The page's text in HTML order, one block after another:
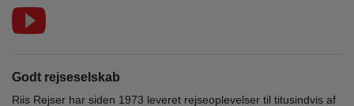
Godt rejseselskab
Riis Rejser har siden 1973 leveret rejseoplevelser til titusindvis af